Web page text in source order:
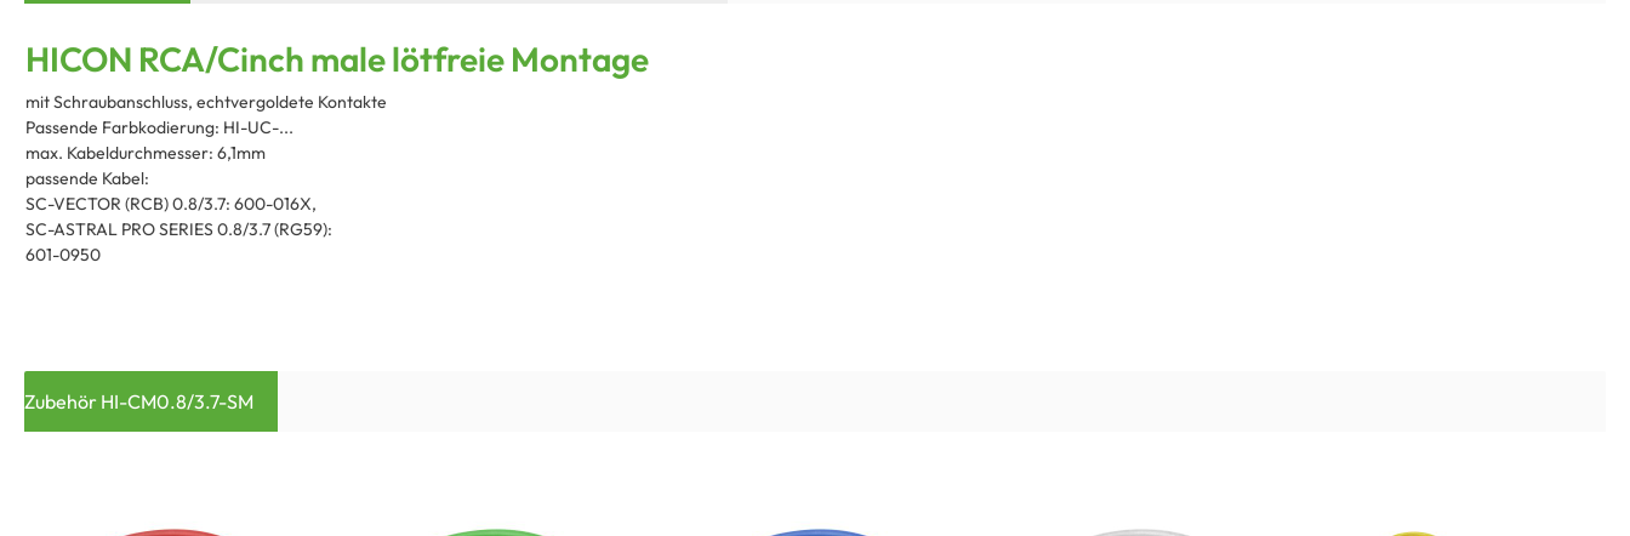
HICON RCA/Cinch male lötfreie Montage
mit Schraubanschluss, echtvergoldete Kontakte
Passende Farbkodierung: HI-UC-...
max. Kabeldurchmesser: 6,1mm
passende Kabel:
SC-VECTOR (RCB) 0.8/3.7: 600-016X,
SC-ASTRAL PRO SERIES 0.8/3.7 (RG59):
601-0950
Zubehör HI-CM0.8/3.7-SM